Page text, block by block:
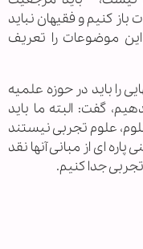
کنیم و فقیهان نباید
موضوعات را تعریف
را باید در حوزه علمیه
گفت: البته ما باید
علوم تجربی نیستند
ای از مبانی آنها نقد
جدا کنیم.